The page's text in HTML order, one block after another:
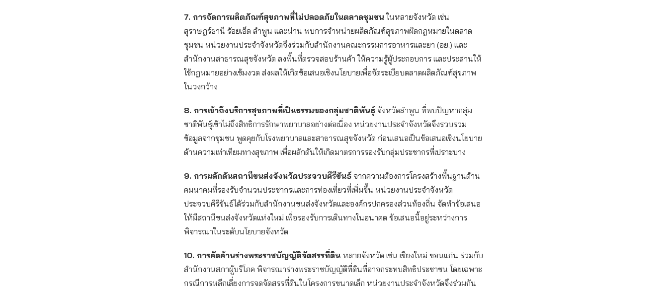
7. การจัดการผลิตภัณฑ์สุขภาพที่ไม่ปลอดภัยในตลาดชุมชนในหลายจังหวัด เช่น
สุราษฎร์ธานี ร้อยเอ็ด ลำพูน และน่าน พบการจำหน่ายผลิตภัณฑ์สุขภาพผิดกฎหมายในตลาด
ชุมชน หน่วยงานประจำจังหวัดจึงร่วมกับสำนักงานคณะกรรมการอาหารและยา (อย.) และ
สำนักงานสาธารณสุขจังหวัด ลงพื้นที่ตรวจสอบร้านค้า ให้ความรู้ผู้ประกอบการ และประสานให้
ใช้กฎหมายอย่างเข้มงวด ส่งผลให้เกิดข้อเสนอเชิงนโยบายเพื่อจัดระเบียบตลาดผลิตภัณฑ์สุขภาพ
ในวงกว้าง
8. การเข้าถึงบริการสุขภาพที่เป็นธรรมของกลุ่มชาติพันธุ์ จังหวัดลำพูน ที่พบปัญหากลุ่ม
ชาติพันธุ์เข้าไม่ถึงสิทธิการรักษาพยาบาลอย่างต่อเนื่อง หน่วยงานประจำจังหวัดจึงรวบรวม
ข้อมูลจากชุมชน พูดคุยกับโรงพยาบาลและสาธารณสุขจังหวัด ก่อนเสนอเป็นข้อเสนอเชิงนโยบาย
ด้านความเท่าเทียมทางสุขภาพ เพื่อผลักดันให้เกิดมาตรการรองรับกลุ่มประชากรที่เปราะบาง
9. การผลักดันสถานีขนส่งจังหวัดประจวบคีรีขันธ์ จากความต้องการโครงสร้างพื้นฐานด้าน
คมนาคมที่รองรับจำนวนประชากรและการท่องเที่ยวที่เพิ่มขึ้น หน่วยงานประจำจังหวัด
ประจวบคีรีขันธ์ได้ร่วมกับสำนักงานขนส่งจังหวัดและองค์กรปกครองส่วนท้องถิ่น จัดทำข้อเสนอ
ให้มีสถานีขนส่งจังหวัดแห่งใหม่ เพื่อรองรับการเดินทางในอนาคต ข้อเสนอนี้อยู่ระหว่างการ
พิจารณาในระดับนโยบายจังหวัด
10. การคัดค้านร่างพระราชบัญญัติจัดสรรที่ดิน หลายจังหวัด เช่น เชียงใหม่ ขอนแก่น ร่วมกับ
สำนักงานสภาผู้บริโภค พิจารณาร่างพระราชบัญญัติที่ดินที่อาจกระทบสิทธิประชาชน โดยเฉพาะ
กรณีการหลีกเลี่ยงการจดจัดสรรที่ดินในโครงการขนาดเล็ก หน่วยงานประจำจังหวัดจึงร่วมกัน